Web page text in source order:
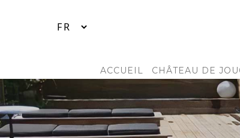
ACCUEIL CHÂTEAU DE